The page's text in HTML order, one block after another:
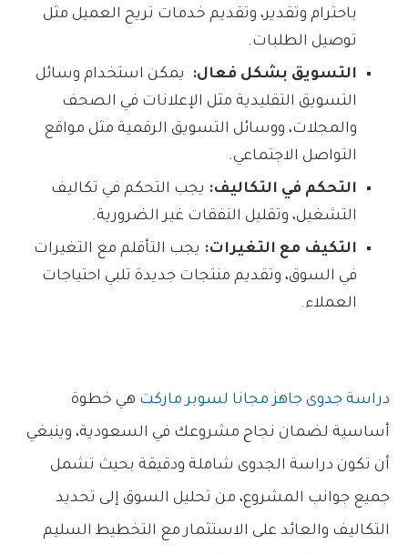
باحترام وتقدير، وتقديم خدمات تريح العميل مثل
توصيل الطلبات.
التسويق بشكل فعال:
يمكن استخدام وسائل
التسويق التقليدية مثل الإعلانات في الصحف
والمجلات، ووسائل التسويق الرقمية مثل مواقع
التواصل الاجتماعي.
التحكم في التكاليف: يجب التحكم في تكاليف
التشغيل، وتقليل النفقات غير الضرورية.
التكيف مع التغيرات: يجب التأقلم مع التغيرات
في السوق، وتقديم منتجات جديدة تلبي احتياجات
العملاء.
دراسة جدوى جاهز مجانا لسوبر ماركت هي خطوة
أساسية لضمان نجاح مشروعك في السعودية، وينبغي
أن تكون دراسة الجدوى شاملة ودقيقة بحيث تشمل
جميع جوانب المشروع، من تحليل السوق إلى تحديد
التكاليف والعائد على الاستثمار مع التخطيط السليم